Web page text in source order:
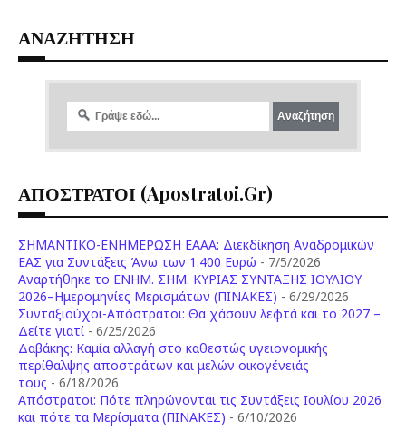
ΑΝΑΖΗΤΗΣΗ
ΑΠΟΣΤΡΑΤΟΙ (apostratoi.gr)
ΣΗΜΑΝΤΙΚΟ-ΕΝΗΜΕΡΩΣΗ ΕΑΑΑ: Διεκδίκηση Αναδρομικών
ΕΑΣ για Συντάξεις Άνω των 1.400 Ευρώ - 7/5/2026
Aναρτήθηκε το ENHM. ΣΗΜ. ΚΥΡΙΑΣ ΣΥΝΤΑΞΗΣ ΙΟΥΛΙΟΥ
2026–Ημερομηνίες Μερισμάτων (ΠΙΝΑΚΕΣ) - 6/29/2026
Συνταξιούχοι-Απόστρατοι: Θα χάσουν λεφτά και το 2027 –
Δείτε γιατί - 6/25/2026
Δαβάκης: Καμία αλλαγή στο καθεστώς υγειονομικής
περίθαλψης αποστράτων και μελών οικογένειάς
τους - 6/18/2026
Aπόστρατοι: Πότε πληρώνονται τις Συντάξεις Ιουλίου 2026
και πότε τα Μερίσματα (ΠΙΝΑΚΕΣ) - 6/10/2026